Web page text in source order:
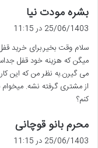
بشره مودت نیا
ف
:
25/06/1403 در 11:15
سلام وقت بخیر.برای خرید قفل
میگن که هزینه خود قفل
می گیرن.به نظر من که این
از مشتری گرفته نشه.
کنم؟
محرم بانو قوچانی
ف
25/06/1403 در 11:15